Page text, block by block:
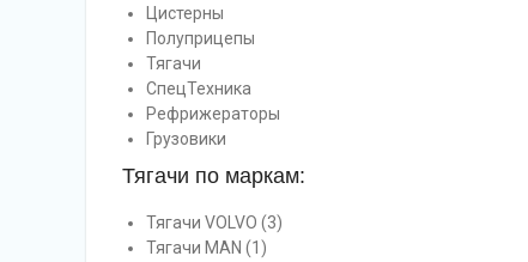
Цистерны
Полуприцепы
Тягачи
СпецТехника
Рефрижераторы
Грузовики
Тягачи по маркам:
Тягачи VOLVO (3)
Тягачи MAN (1)